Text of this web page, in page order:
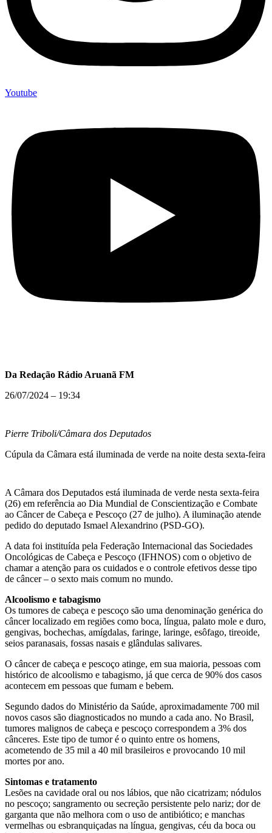
Youtube
Da Redação Rádio Aruanã FM
26/07/2024 – 19:34
Pierre Triboli/Câmara dos Deputados
Cúpula da Câmara está iluminada de verde na noite desta sexta-feira
A Câmara dos Deputados está iluminada de verde nesta sexta-feira
(26) em referência ao Dia Mundial de Conscientização e Combate
ao Câncer de Cabeça e Pescoço (27 de julho). A iluminação atende
pedido do deputado Ismael Alexandrino (PSD-GO).
A data foi instituída pela Federação Internacional das Sociedades
Oncológicas de Cabeça e Pescoço (IFHNOS) com o objetivo de
chamar a atenção para os cuidados e o controle efetivos desse tipo
de câncer – o sexto mais comum no mundo.
Alcoolismo e tabagismo
Os tumores de cabeça e pescoço são uma denominação genérica do
câncer localizado em regiões como boca, língua, palato mole e duro,
gengivas, bochechas, amígdalas, faringe, laringe, esôfago, tireoide,
seios paranasais, fossas nasais e glândulas salivares.
O câncer de cabeça e pescoço atinge, em sua maioria, pessoas com
histórico de alcoolismo e tabagismo, já que cerca de 90% dos casos
acontecem em pessoas que fumam e bebem.
Segundo dados do Ministério da Saúde, aproximadamente 700 mil
novos casos são diagnosticados no mundo a cada ano. No Brasil,
tumores malignos de cabeça e pescoço correspondem a 3% dos
cânceres. Este tipo de tumor é o quinto entre os homens,
acometendo de 35 mil a 40 mil brasileiros e provocando 10 mil
mortes por ano.
Sintomas e tratamento
Lesões na cavidade oral ou nos lábios, que não cicatrizam; nódulos
no pescoço; sangramento ou secreção persistente pelo nariz; dor de
garganta que não melhora com o uso de antibiótico; e manchas
vermelhas ou esbranquiçadas na língua, gengivas, céu da boca ou